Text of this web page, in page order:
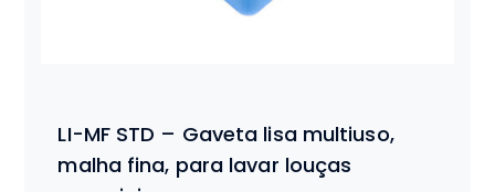
LI-MF STD – Gaveta lisa multiuso,
malha fina, para lavar louças